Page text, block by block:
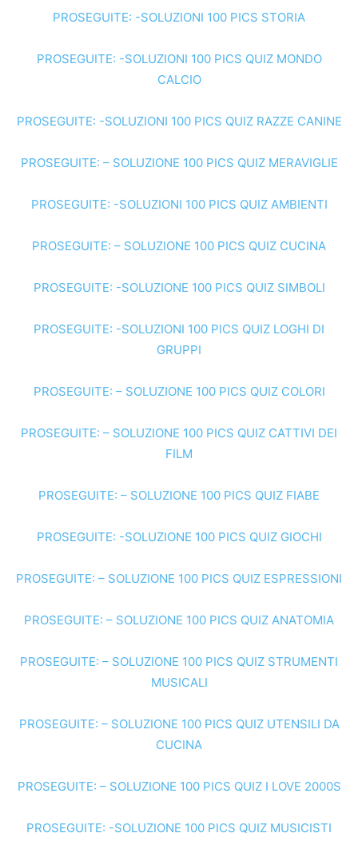
PROSEGUITE: -SOLUZIONI 100 PICS STORIA
PROSEGUITE: -SOLUZIONI 100 PICS QUIZ MONDO
CALCIO
PROSEGUITE: -SOLUZIONI 100 PICS QUIZ RAZZE CANINE
PROSEGUITE: – SOLUZIONE 100 PICS QUIZ MERAVIGLIE
PROSEGUITE: -SOLUZIONI 100 PICS QUIZ AMBIENTI
PROSEGUITE: – SOLUZIONE 100 PICS QUIZ CUCINA
PROSEGUITE: -SOLUZIONE 100 PICS QUIZ SIMBOLI
PROSEGUITE: -SOLUZIONI 100 PICS QUIZ LOGHI DI
GRUPPI
PROSEGUITE: – SOLUZIONE 100 PICS QUIZ COLORI
PROSEGUITE: – SOLUZIONE 100 PICS QUIZ CATTIVI DEI
FILM
PROSEGUITE: – SOLUZIONE 100 PICS QUIZ FIABE
PROSEGUITE: -SOLUZIONE 100 PICS QUIZ GIOCHI
PROSEGUITE: – SOLUZIONE 100 PICS QUIZ ESPRESSIONI
PROSEGUITE: – SOLUZIONE 100 PICS QUIZ ANATOMIA
PROSEGUITE: – SOLUZIONE 100 PICS QUIZ STRUMENTI
MUSICALI
PROSEGUITE: – SOLUZIONE 100 PICS QUIZ UTENSILI DA
CUCINA
PROSEGUITE: – SOLUZIONE 100 PICS QUIZ I LOVE 2000S
PROSEGUITE: -SOLUZIONE 100 PICS QUIZ MUSICISTI